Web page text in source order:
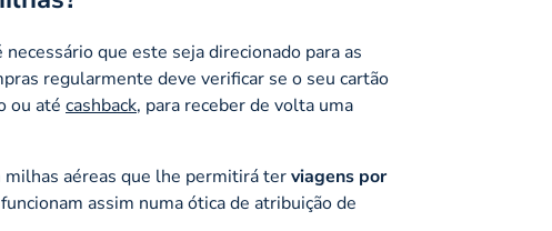
que este seja direcionado para as
regularmente deve verificar se o seu cartão
ou até cashback, para receber de volta uma
milhas aéreas que lhe permitirá terviagens por
assim numa ótica de atribuição de